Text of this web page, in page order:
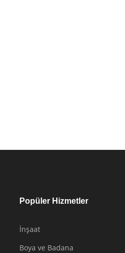
Popüler Hizmetler
İnşaat
Boya ve Badana